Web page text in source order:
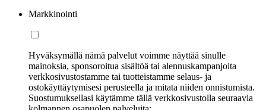
Markkinointi
Hyväksymällä nämä palvelut voimme näyttää sinulle
mainoksia, sponsoroitua sisältöä tai alennuskampanjoita
verkkosivustostamme tai tuotteistamme selaus- ja
ostokäyttäytymisesi perusteella ja mitata niiden onnistumista.
Suostumuksellasi käytämme tällä verkkosivustolla seuraavia